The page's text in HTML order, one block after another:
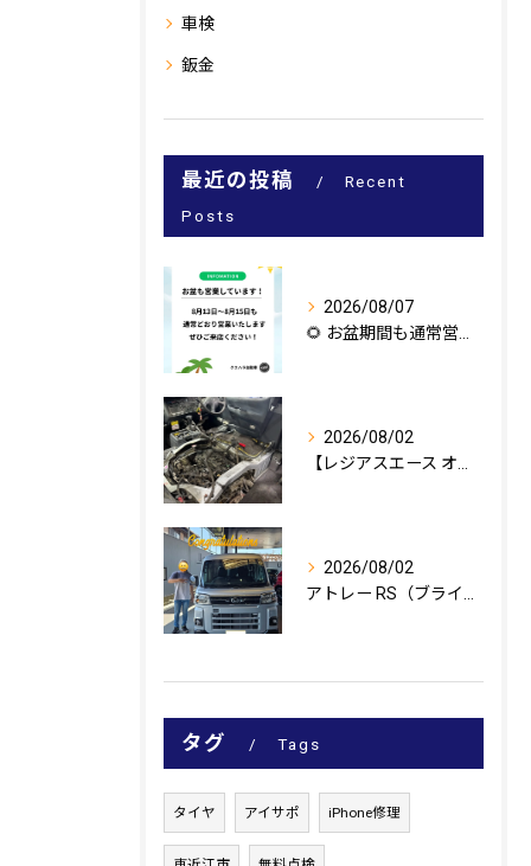
車検
鈑金
最近の投稿
Recent
Posts
2026/08/07
2026/08/02
2026/08/02
タグ Tags
タイヤ アイサポ iPhone修理